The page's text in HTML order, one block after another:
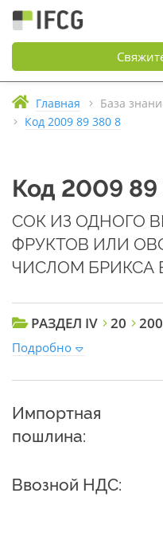
Главная База
Код 2009 89 380 8
Код 2009 89
СОК ИЗ ОДНОГО
ФРУКТОВ ИЛИ
ЧИСЛОМ БРИКСА
РАЗДЕЛ IV 20
Подробно
Импортная
пошлина:
Ввозной НДС: